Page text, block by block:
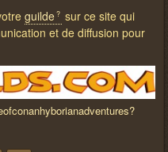
guilde
sur ce site qui
et de diffusion pour